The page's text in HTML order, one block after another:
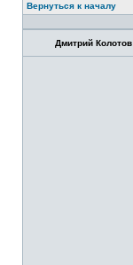
Вернуться к началу
Дмитрий Колотов